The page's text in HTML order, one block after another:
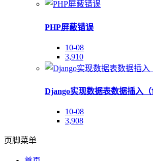
PHP屏蔽错误
10-08
3,910
Django实现数据表数据插入（
10-08
3,908
页脚菜单